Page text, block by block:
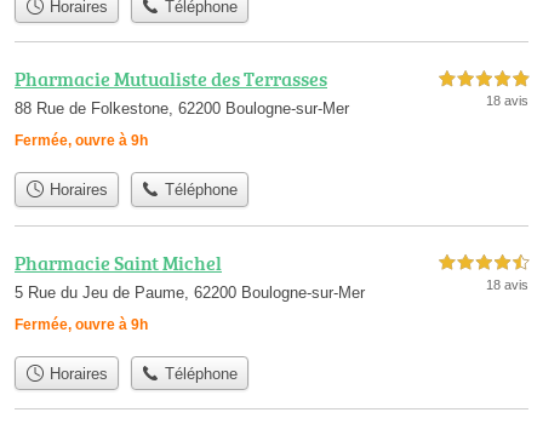
Horaires Téléphone
Pharmacie Mutualiste des Terrasses
88 Rue de Folkestone, 62200 Boulogne-sur-Mer
Fermée, ouvre à 9h
5,0 étoiles sur 5
18 avis
Horaires Téléphone
Pharmacie Saint Michel
5 Rue du Jeu de Paume, 62200 Boulogne-sur-Mer
Fermée, ouvre à 9h
4,5 étoiles sur 5
18 avis
Horaires Téléphone